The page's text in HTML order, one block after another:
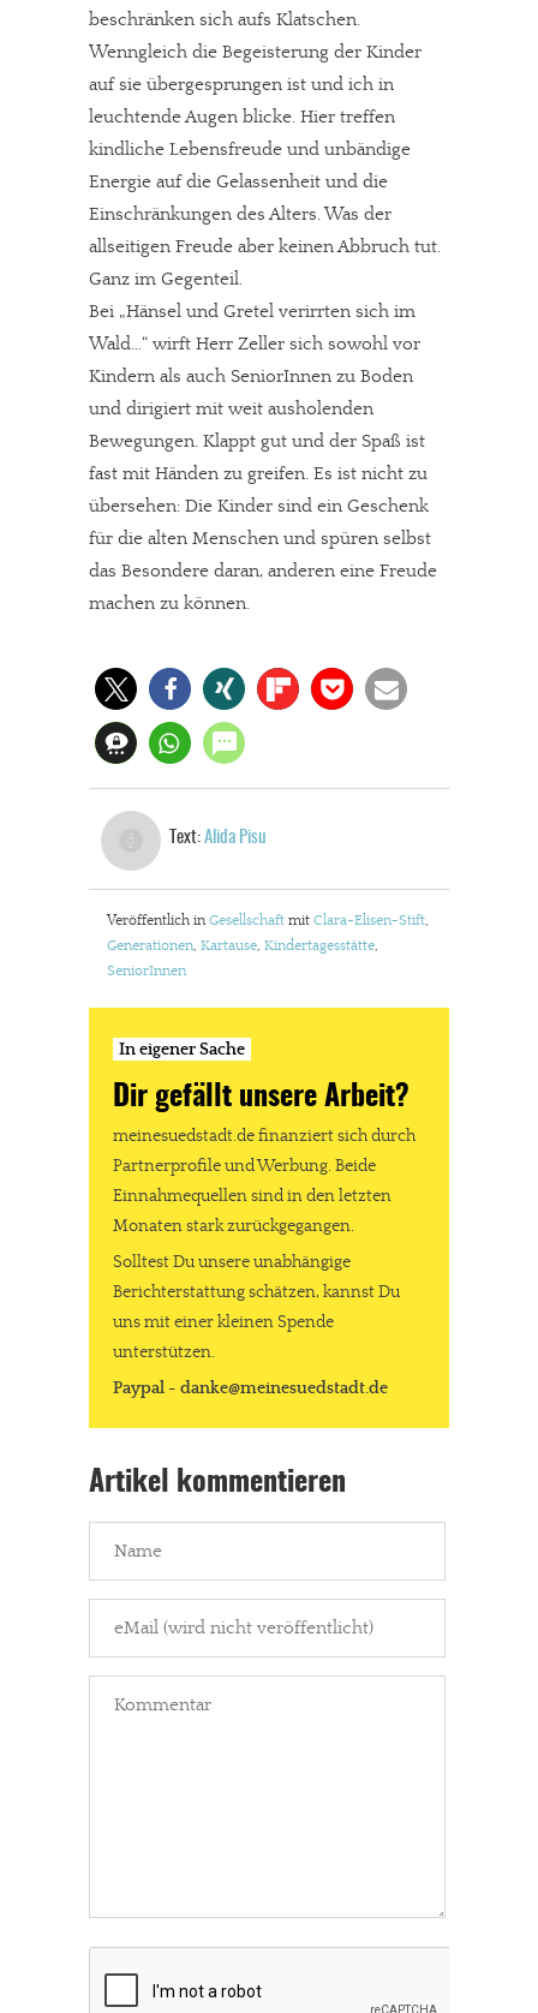
In eigener Sache
Dir gefällt unsere Arbeit?
meinesuedstadt.de finanziert sich durch Partnerprofile und
Werbung. Beide Einnahmequellen sind in den letzten Monaten
stark zurückgegangen.
Solltest Du unsere unabhängige Berichterstattung schätzen,
Paypal - danke@meinesuedstadt.de
JETZT SPENDEN Schon erledigt!
beschränken sich aufs Klatschen.
Wenngleich die Begeisterung der Kinder
auf sie übergesprungen ist und ich in
leuchtende Augen blicke. Hier treffen
kindliche Lebensfreude und unbändige
Energie auf die Gelassenheit und die
Einschränkungen des Alters. Was der
allseitigen Freude aber keinen Abbruch tut.
Ganz im Gegenteil.
Bei „Hänsel und Gretel verirrten sich im
Wald…“ wirft Herr Zeller sich sowohl vor
Kindern als auch SeniorInnen zu Boden
und dirigiert mit weit ausholenden
Bewegungen. Klappt gut und der Spaß ist
fast mit Händen zu greifen. Es ist nicht zu
übersehen: Die Kinder sind ein Geschenk
für die alten Menschen und spüren selbst
das Besondere daran, anderen eine Freude
machen zu können.
Text: Alida Pisu
Veröffentlich in Gesellschaft mit Clara-Elisen-Stift,
Generationen, Kartause, Kindertagesstätte,
SeniorInnen
In eigener Sache
Dir gefällt unsere Arbeit?
meinesuedstadt.de finanziert sich durch
Partnerprofile und Werbung. Beide
Einnahmequellen sind in den letzten
Monaten stark zurückgegangen.
Solltest Du unsere unabhängige
Berichterstattung schätzen, kannst Du
uns mit einer kleinen Spende
unterstützen.
Paypal - danke@meinesuedstadt.de
Artikel kommentieren